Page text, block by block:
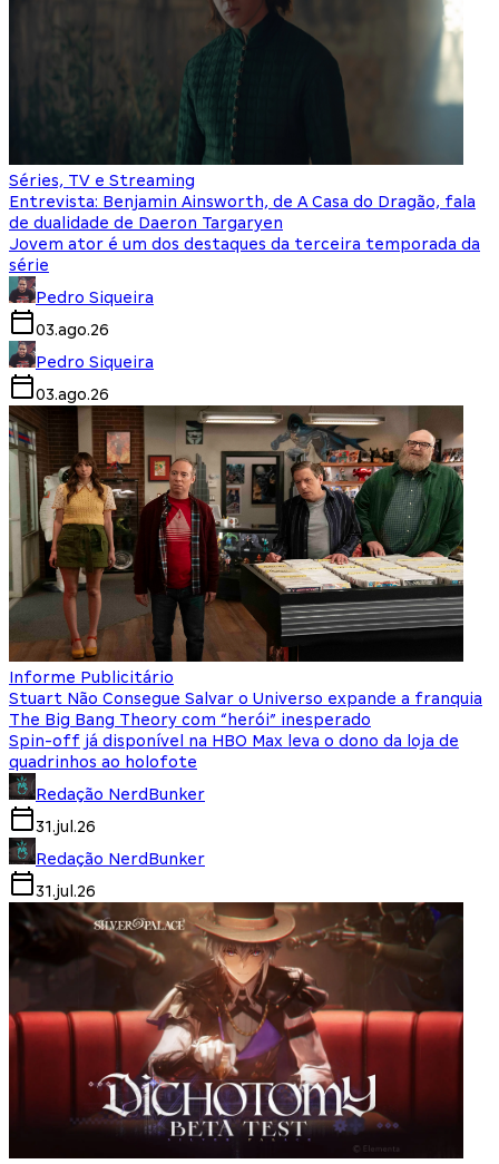
Séries, TV e Streaming
Entrevista: Benjamin Ainsworth, de A Casa do Dragão, fala
de dualidade de Daeron Targaryen
Jovem ator é um dos destaques da terceira temporada da
série
Pedro Siqueira
03.ago.26
Pedro Siqueira
03.ago.26
Informe Publicitário
Stuart Não Consegue Salvar o Universo expande a franquia
The Big Bang Theory com “herói” inesperado
Spin-off já disponível na HBO Max leva o dono da loja de
quadrinhos ao holofote
Redação NerdBunker
31.jul.26
Redação NerdBunker
31.jul.26